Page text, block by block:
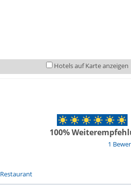
Hotels auf Karte anzeigen
1
100%
Restaurant